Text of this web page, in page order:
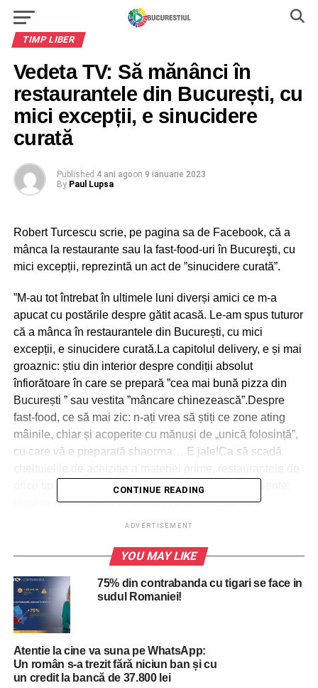
TIMP LIBER
Vedeta TV: Să mănânci în
restaurantele din București, cu
mici excepții, e sinucidere
curată
Published 4 ani agoon 9 ianuarie 2023
By Paul Lupsa
Robert Turcescu scrie, pe pagina sa de Facebook, că a
mânca la restaurante sau la fast-food-uri în Bucureşti, cu
mici excepții, reprezintă un act de ”sinucidere curată”.
”M-au tot întrebat în ultimele luni diverși amici ce m-a
apucat cu postările despre gătit acasă. Le-am spus tuturor
că a mânca în restaurantele din București, cu mici
excepții, e sinucidere curată.La capitolul delivery, e și mai
groaznic: știu din interior despre condiții absolut
înfiorătoare în care se prepară ”cea mai bună pizza din
București ” sau vestita ”mâncare chinezească”.Despre
fast-food, ce să mai zic: n-ați vrea să știți ce zone ating
mâinile, chiar și acoperite cu mănuși de „unică folosință”,
cu care vă e preparată shaorma… E jale!Ca să scadă
orice tip cumpără de obicei cele mai ieftine ingrediente:
legume ofilite, carne în ultima zi a termenului de
Se gătește cu FOARTE multă sare! Se pune zahăr la
greu, se adauga o nenorocire întreagă de potențiatori de
arome șamd.
E jale, vă spun ca om care a mâncat în nenumărate
cârciumi de fițe sau de nefițe din București și din țară:
numeri pe degete de la o mână restaurantele din
CONTINUE READING
ADVERTISEMENT
YOU MAY LIKE
75% din contrabanda cu tigari se face in
sudul Romaniei!
Atentie la cine va suna pe WhatsApp:
Un român s-a trezit fără niciun ban și cu
un credit la bancă de 37.800 lei